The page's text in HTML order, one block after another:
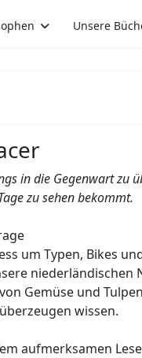
Unsere
in die Gegenwart
zu sehen bekommt.
um Typen, Bikes
Gemüse und
wissen.
aufmerksamen